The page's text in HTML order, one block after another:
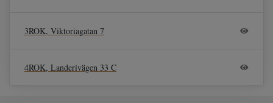
3ROK, Viktoriagatan 7
4ROK, Landerivägen 33 C